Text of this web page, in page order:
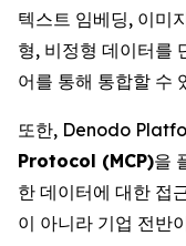
텍스트 임베딩, 이미
형, 비정형 데이터를
어를 통해 통합할 수
또한, Denodo
Protocol (MCP)을
한 데이터에 대한 접
이 아니라 기업 전반